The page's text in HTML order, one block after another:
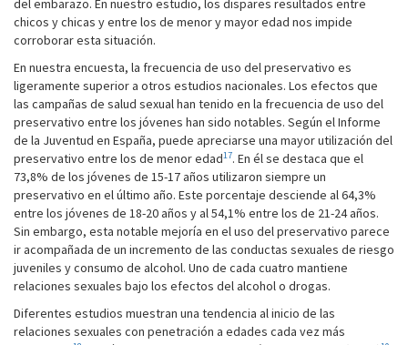
del embarazo. En nuestro estudio, los dispares resultados entre
chicos y chicas y entre los de menor y mayor edad nos impide
corroborar esta situación.
En nuestra encuesta, la frecuencia de uso del preservativo es
ligeramente superior a otros estudios nacionales. Los efectos que
las campañas de salud sexual han tenido en la frecuencia de uso del
preservativo entre los jóvenes han sido notables. Según el Informe
de la Juventud en España, puede apreciarse una mayor utilización del
preservativo entre los de menor edad17. En él se destaca que el
73,8% de los jóvenes de 15-17 años utilizaron siempre un
preservativo en el último año. Este porcentaje desciende al 64,3%
entre los jóvenes de 18-20 años y al 54,1% entre los de 21-24 años.
Sin embargo, esta notable mejoría en el uso del preservativo parece
ir acompañada de un incremento de las conductas sexuales de riesgo
juveniles y consumo de alcohol. Uno de cada cuatro mantiene
relaciones sexuales bajo los efectos del alcohol o drogas.
Diferentes estudios muestran una tendencia al inicio de las
relaciones sexuales con penetración a edades cada vez más